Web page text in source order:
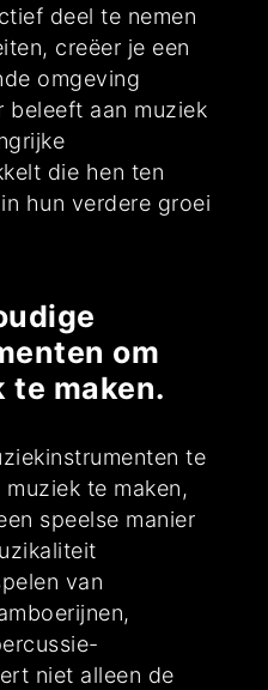
deel te nemen
creëer je een
omgeving
beleeft aan muziek
die hen ten
hun verdere groei
om
te maken.
te
te maken,
speelse manier
van
niet alleen de